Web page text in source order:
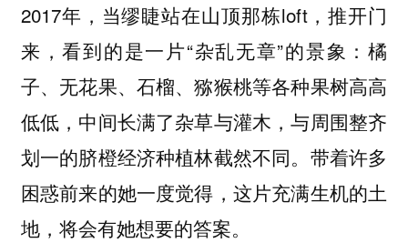
2017年，当缪睫站在山顶那栋loft，推开门
来，看到的是一片“杂乱无章”的景象：橘
子、无花果、石榴、猕猴桃等各种果树高高
低低，中间长满了杂草与灌木，与周围整齐
划一的脐橙经济种植林截然不同。带着许多
困惑前来的她一度觉得，这片充满生机的土
地，将会有她想要的答案。